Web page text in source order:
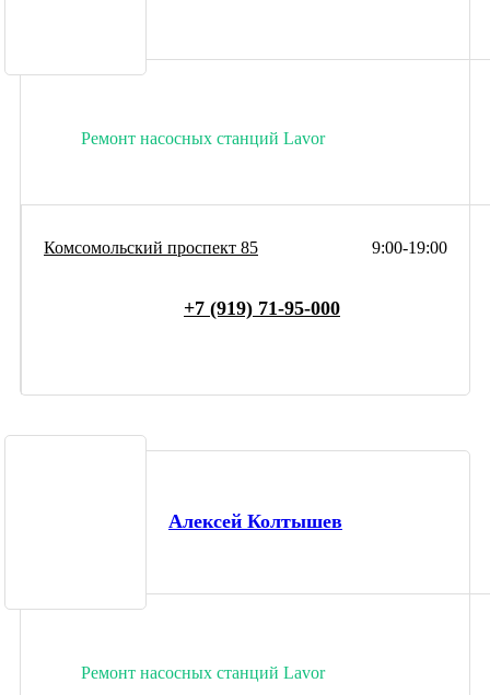
Ремонт насосных станций Lavor
9:00-19:00
Комсомольский проспект 85
+7 (919) 71-95-000
Алексей Колтышев
Ремонт насосных станций Lavor